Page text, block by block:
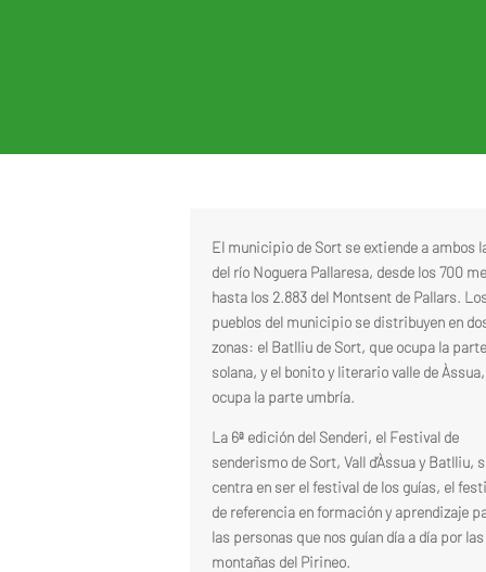
El municipio de Sort se extiende a ambos
del río Noguera Pallaresa, desde los 700
hasta los 2.883 del Montsent de Pallars.
pueblos del municipio se distribuyen en
zonas: el Batlliu de Sort, que ocupa la parte
solana, y el bonito y literario valle de
ocupa la parte umbría.
La 6ª edición del Senderi, el Festival de
senderismo de Sort, Vall d’Àssua y Batlliu,
centra en ser el festival de los guías, el
de referencia en formación y aprendizaje
las personas que nos guían día a día por las
montañas del Pirineo.